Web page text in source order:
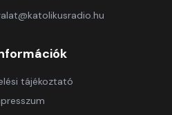
tájékoztató